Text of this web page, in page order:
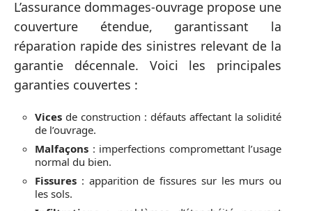
L’assurance dommages-ouvrage propose une
couverture étendue, garantissant la
réparation rapide des sinistres relevant de la
garantie décennale. Voici les principales
garanties couvertes :
Vices de construction : défauts affectant la solidité
de l’ouvrage.
Malfaçons : imperfections compromettant l’usage
normal du bien.
Fissures : apparition de fissures sur les murs ou
les sols.